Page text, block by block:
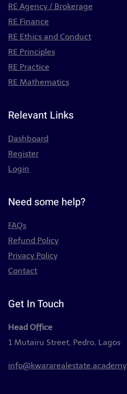
RE Agency / Brokerage
RE Finance
RE Ethics and Conduct
RE Principles
RE Practice
RE Mathematics
Relevant Links
Dashboard
Register
Login
Need some help?
FAQs
Refund Policy
Privacy Policy
Contact
Get In Touch
Head Office
1 Mutairu Street, Pedro, Lagos
info@kwararealestate.academy